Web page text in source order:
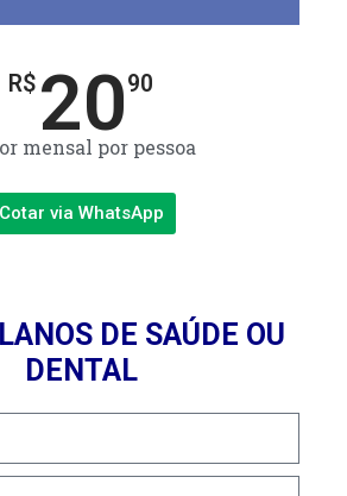
R$ 2090
mensal por pessoa
Cotar via WhatsApp
DE SAÚDE OU
DENTAL